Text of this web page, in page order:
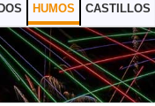
HUMOS CASTILLOS